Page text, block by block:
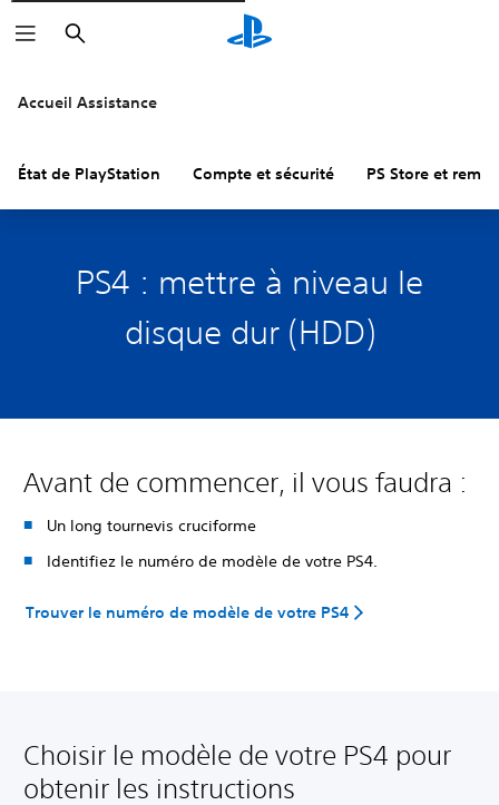
Rechercher
Accueil Assistance
État de PlayStation Compte et sécurité PS Store et
PS4 : mettre à niveau le
disque dur (HDD)
Avant de commencer, il vous faudra :
Un long tournevis cruciforme
Identifiez le numéro de modèle de votre PS4.
Trouver le numéro de modèle de votre PS4
Choisir le modèle de votre PS4 pour
obtenir les instructions